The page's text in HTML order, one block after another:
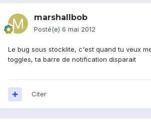
marshallbob
Posté(e) 6 mai 2012
Le bug sous stocklite, c'est quand tu veux
toggles, ta barre de notification disparait
Citer